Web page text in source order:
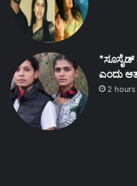
*ಸೂಸೈಡ್
ಎಂದು
2 hours